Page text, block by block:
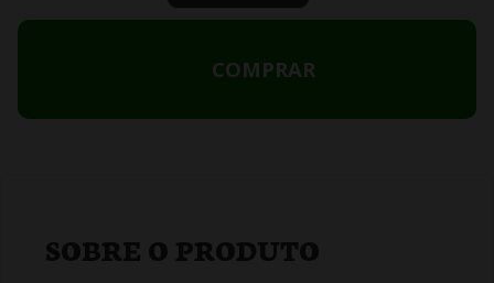
COMPRAR
SOBRE O PRODUTO